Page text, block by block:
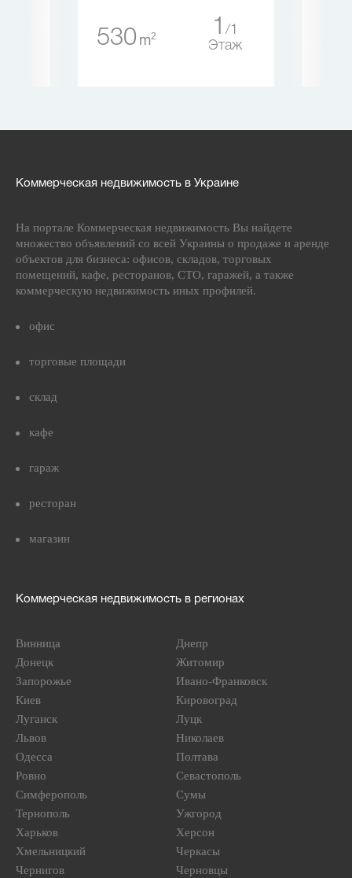
530 m2 1
1
Этаж
Коммерческая недвижимость в Украине
На портале Коммерческая недвижимость Вы найдете
множество объявлений со всей Украины о продаже и аренде
объектов для бизнеса: офисов, складов, торговых
помещений, кафе, ресторанов, СТО, гаражей, а также
коммерческую недвижимость иных профилей.
офис
торговые площади
склад
кафе
гараж
ресторан
магазин
Коммерческая недвижимость в регионах
Винница
Днепр
Донецк
Житомир
Запорожье
Ивано-Франковск
Киев
Кировоград
Луганск
Луцк
Львов
Николаев
Одесса
Полтава
Ровно
Севастополь
Симферополь
Сумы
Тернополь
Ужгород
Харьков
Херсон
Хмельницкий
Черкасы
Чернигов
Черновцы